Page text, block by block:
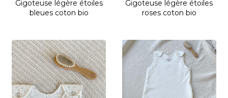
Gigoteuse légère étoiles
bleues coton bio
Gigoteuse légère étoiles
roses coton bio